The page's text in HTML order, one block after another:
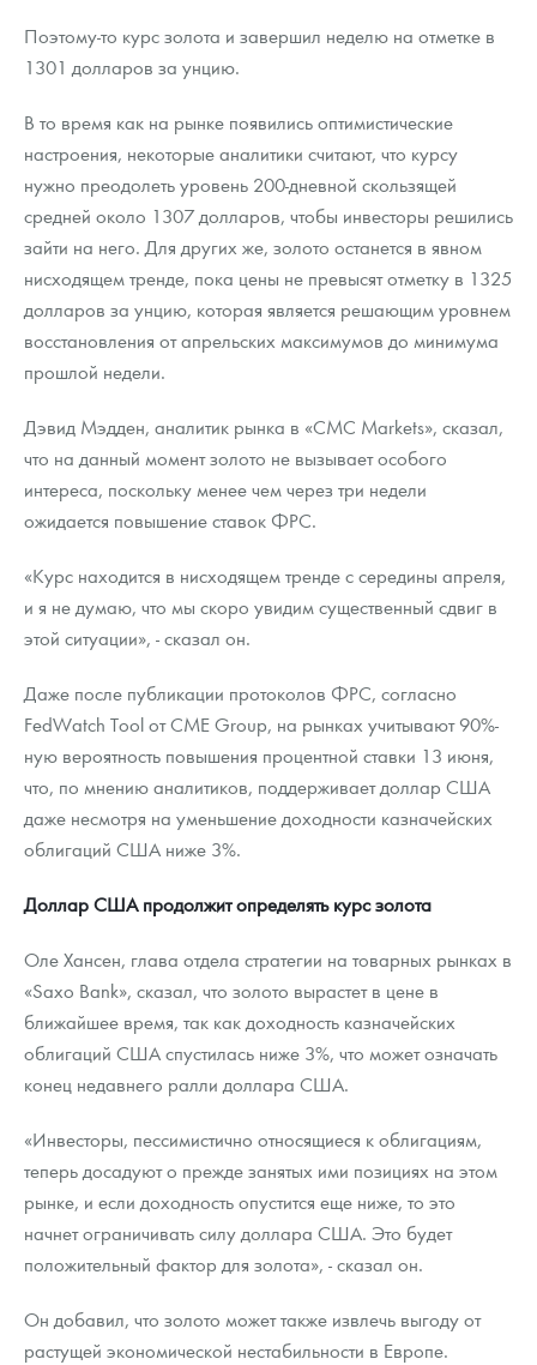
Поэтому-то курс золота и завершил неделю на отметке в
1301 долларов за унцию.
В то время как на рынке появились оптимистические
настроения, некоторые аналитики считают, что курсу
нужно преодолеть уровень 200-дневной скользящей
средней около 1307 долларов, чтобы инвесторы решились
зайти на него. Для других же, золото останется в явном
нисходящем тренде, пока цены не превысят отметку в 1325
долларов за унцию, которая является решающим уровнем
восстановления от апрельских максимумов до минимума
прошлой недели.
Дэвид Мэдден, аналитик рынка в «CMC Markets», сказал,
что на данный момент золото не вызывает особого
интереса, поскольку менее чем через три недели
ожидается повышение ставок ФРС.
«Курс находится в нисходящем тренде с середины апреля,
и я не думаю, что мы скоро увидим существенный сдвиг в
этой ситуации», - сказал он.
Даже после публикации протоколов ФРС, согласно
FedWatch Tool от CME Group, на рынках учитывают 90%-
ную вероятность повышения процентной ставки 13 июня,
что, по мнению аналитиков, поддерживает доллар США
даже несмотря на уменьшение доходности казначейских
облигаций США ниже 3%.
Доллар США продолжит определять курс золота
Оле Хансен, глава отдела стратегии на товарных рынках в
«Saxo Bank», сказал, что золото вырастет в цене в
ближайшее время, так как доходность казначейских
облигаций США спустилась ниже 3%, что может означать
конец недавнего ралли доллара США.
«Инвесторы, пессимистично относящиеся к облигациям,
теперь досадуют о прежде занятых ими позициях на этом
рынке, и если доходность опустится еще ниже, то это
начнет ограничивать силу доллара США. Это будет
положительный фактор для золота», - сказал он.
Он добавил, что золото может также извлечь выгоду от
растущей экономической нестабильности в Европе.